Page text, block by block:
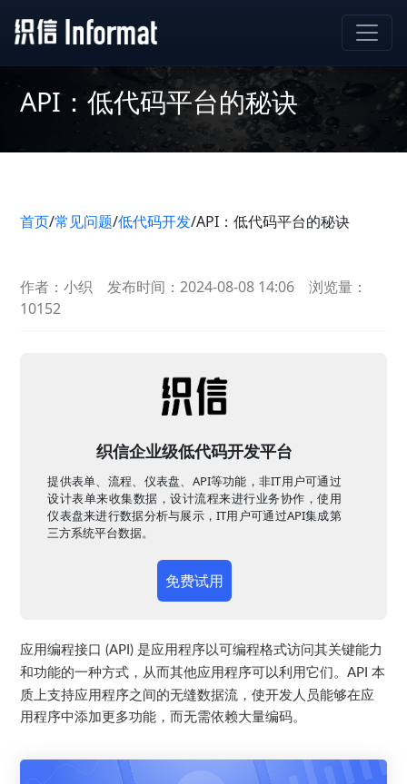
API：低代码平台的秘诀
首页/常见问题/低代码开发/API：低代码平台的秘诀
作者：小织 发布时间：2024-08-08 14:06
浏览量：
10152
织信企业级低代码开发平台
提供表单、流程、仪表盘、API等功能，非IT用户可通过
设计表单来收集数据，设计流程来进行业务协作，使用
仪表盘来进行数据分析与展示，IT用户可通过API集成第
三方系统平台数据。
免费试用
应用编程接口 (API) 是应用程序以可编程格式访问其关键能力
和功能的一种方式，从而其他应用程序可以利用它们。API本
质上支持应用程序之间的无缝数据流，使开发人员能够在应
用程序中添加更多功能，而无需依赖大量编码。